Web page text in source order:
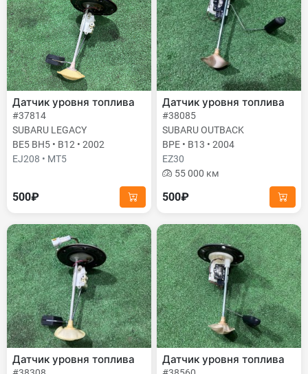
Датчик уровня топлива
#37814
SUBARU LEGACY
BE5 BH5 • B12 • 2002
EJ208 • MT5
500₽
Датчик уровня топлива
#38085
SUBARU OUTBACK
BPE • B13 • 2004
EZ30
55 000 км
500₽
Датчик уровня топлива Датчик уровня топлива